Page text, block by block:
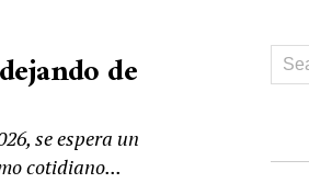
de
se espera un
cotidiano...